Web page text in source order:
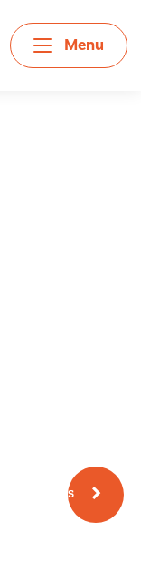
Menu
Meer fotos